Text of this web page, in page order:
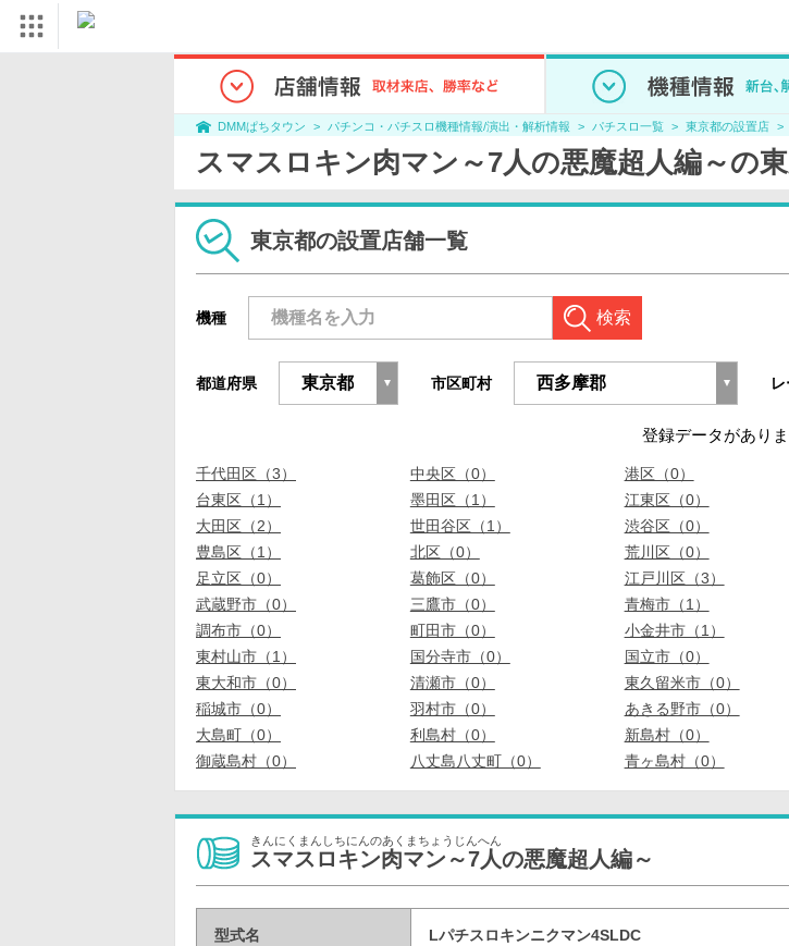
DMMぱちタウン パチンコ・パチスロ機種情報/演出・解析情報 パチスロ一覧 東京都の設置店
スマスロキン肉マン～7人の悪魔超人編～の
東京都の設置店舗一覧
機種 検索
都道府県 市区町村
登録データがあり
千代田区（3） 中央区（0） 港区（0）
台東区（1）
墨田区（1） 江東区（0）
大田区（2）
世田谷区（1） 渋谷区（0）
豊島区（1）
北区（0） 荒川区（0）
足立区（0）
葛飾区（0） 江戸川区（3）
武蔵野市（0）
三鷹市（0） 青梅市（1）
調布市（0）
町田市（0） 小金井市（1）
東村山市（1）
国分寺市（0） 国立市（0）
東大和市（0）
清瀬市（0） 東久留米市（0）
稲城市（0）
羽村市（0） あきる野市（0）
大島町（0）
利島村（0） 新島村（0）
御蔵島村（0）
八丈島八丈町（0） 青ヶ島村（0）
きんにくまんしちにんのあくまちょうじんへん
スマスロキン肉マン～7人の悪魔超人編～
型式名 Lパチスロキンニクマン4SLDC